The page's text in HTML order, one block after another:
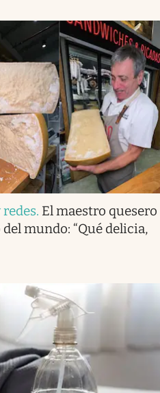
. El maestro quesero
mundo: “Qué delicia,